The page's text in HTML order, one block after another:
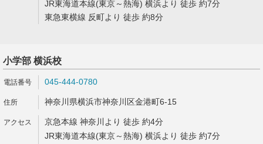
JR東海道本線(東京～熱海) 横浜より 徒歩 約7分
東急東横線 反町より 徒歩 約8分
小学部 横浜校
045-444-0780
神奈川県横浜市神奈川区金港町6-15
京急本線 神奈川より 徒歩 約4分
JR東海道本線(東京～熱海) 横浜より 徒歩 約7分